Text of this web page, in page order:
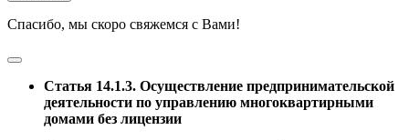
Спасибо, мы скоро свяжемся с Вами!
Статья 14.1.3. Осуществление предпринимательской
деятельности по управлению многоквартирными
домами без лицензии